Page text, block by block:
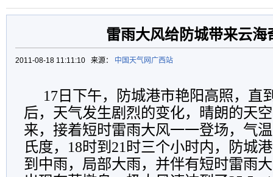
雷雨大风给防城带来云海
2011-08-18 11:11:10 来源： 中国天气网广西站
17日下午，防城港市艳阳高照，直
后，天气发生剧烈的变化，晴朗的天
来，接着短时雷雨大风一一登场，气
氏度，18时到21时三个小时内，防城
到中雨，局部大雨，并伴有短时雷雨